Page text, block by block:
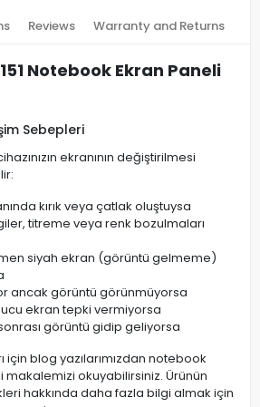
Reviews Warranty and Returns
Notebook Ekran Paneli
Sebepleri
ekranının değiştirilmesi
kırık veya çatlak oluştuysa
titreme veya renk bozulmaları
siyah ekran (görüntü gelmeme)
ancak görüntü görünmüyorsa
ekran tepki vermiyorsa
görüntü gidip geliyorsa
için blog yazılarımızdan notebook
makalemizi okuyabilirsiniz. Ürünün
hakkında daha fazla bilgi almak için